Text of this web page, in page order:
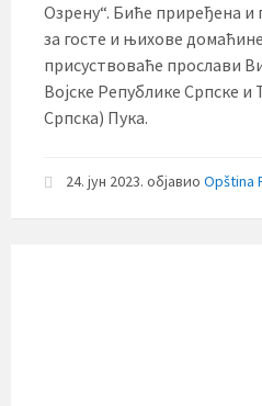
Озрену“. Биће приређена и
за госте и њихове
присуствоваће прослави
Војске Републике Српске и
Српска) Пука.
24. јун 2023. објавио Opština